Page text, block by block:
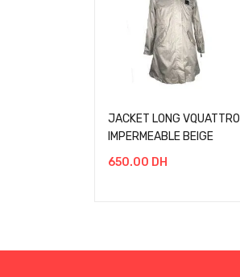
JACKET LONG VQUATTRO
IMPERMEABLE BEIGE
650.00 DH